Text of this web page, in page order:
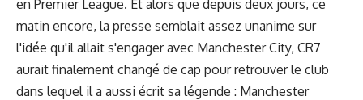
en Premier League. Et alors que depuis deux jours, ce
matin encore, la presse semblait assez unanime sur
l'idée qu'il allait s'engager avec Manchester City, CR7
aurait finalement changé de cap pour retrouver le club
dans lequel il a aussi écrit sa légende : Manchester